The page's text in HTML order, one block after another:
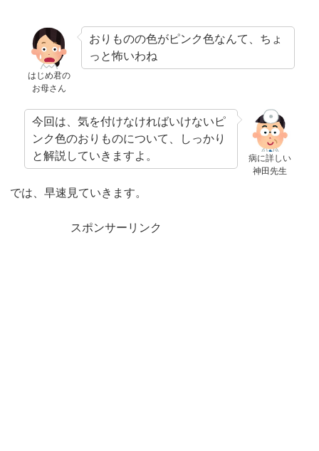
はじめ君の
お母さん
おりものの色がピンク色なんて、ちょ
っと怖いわね
病に詳しい
神田先生
今回は、気を付けなければいけないピ
ンク色のおりものについて、しっかり
と解説していきますよ。
では、早速見ていきます。
スポンサーリンク